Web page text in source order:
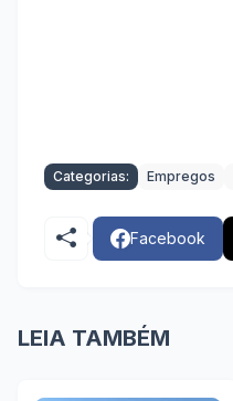
Categorias: Empregos
Facebook
LEIA TAMBÉM